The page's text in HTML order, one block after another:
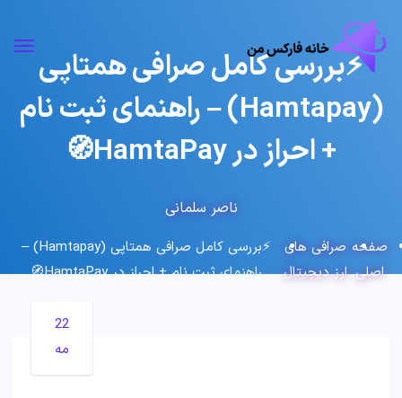
⚡بررسی کامل صرافی همتاپی
(Hamtapay) – راهنمای ثبت نام
+ احراز در HamtaPay🧭
ناصر سلمانی
صفحه
اصلی
صرافی های
ارز دیجیتال
⚡بررسی کامل صرافی همتاپی (Hamtapay) –
راهنمای ثبت نام + احراز در HamtaPay🧭
22
مه